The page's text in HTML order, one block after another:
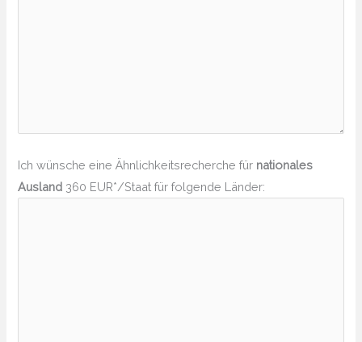
Ich wünsche eine Ähnlichkeitsrecherche für nationales
Ausland 360 EUR*/Staat für folgende Länder: